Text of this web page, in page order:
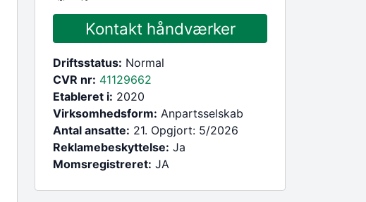
Kontakt håndværker
Driftsstatus: Normal
CVR nr: 41129662
Etableret i: 2020
Virksomhedsform: Anpartsselskab
Antal ansatte: 21. Opgjort: 5/2026
Reklamebeskyttelse: Ja
Momsregistreret: JA